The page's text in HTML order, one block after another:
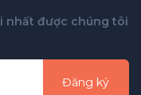
nhất được chúng tôi
Đăng ký